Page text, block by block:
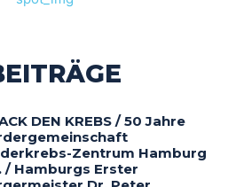
DEN KREBS / 50 Jahre
Zentrum Hamburg
/ Hamburgs Erster